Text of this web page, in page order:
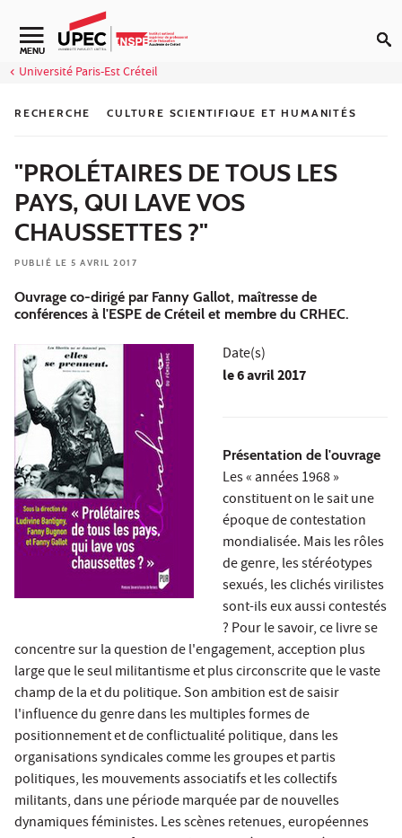
Aller au contenu
Navigation secondaire
MENU
Université Paris-Est Créteil
RECHERCHE CULTURE SCIENTIFIQUE ET HUMANITÉS
"PROLÉTAIRES DE TOUS LES
PAYS, QUI LAVE VOS
CHAUSSETTES ?"
PUBLIÉ LE 5 AVRIL 2017
Ouvrage co-dirigé par Fanny Gallot, maîtresse de
conférences à l'ESPE de Créteil et membre du CRHEC.
Date(s)
le6 avril 2017
Présentation de l'ouvrage
Les « années 1968 »
constituent on le sait une
époque de contestation
mondialisée. Mais les rôles
de genre, les stéréotypes
sexués, les clichés virilistes
sont-ils eux aussi contestés
? Pour le savoir, ce livre se
concentre sur la question de l'engagement, acception plus
large que le seul militantisme et plus circonscrite que le vaste
champ de la et du politique. Son ambition est de saisir
l'influence du genre dans les multiples formes de
positionnement et de conflictualité politique, dans les
organisations syndicales comme les groupes et partis
politiques, les mouvements associatifs et les collectifs
militants, dans une période marquée par de nouvelles
dynamiques féministes. Les scènes retenues, européennes